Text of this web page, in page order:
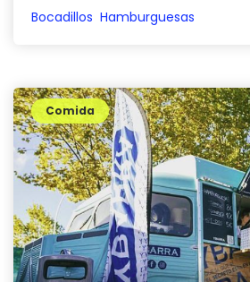
Bocadillos Hamburguesas
Comida